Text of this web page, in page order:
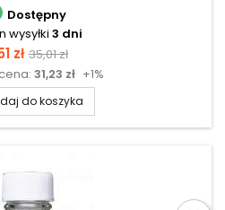
Dostępny
wysyłki 3 dni
zł Cena
podstawowa
35,01 zł
31,23 zł +1%
do koszyka